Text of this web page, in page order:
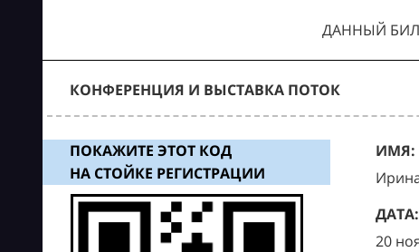
ДАННЫЙ
КОНФЕРЕНЦИЯ И ВЫСТАВКА ПОТОК
ПОКАЖИТЕ ЭТОТ КОД
НА СТОЙКЕ РЕГИСТРАЦИИ
ИМЯ:
ДАТА:
20